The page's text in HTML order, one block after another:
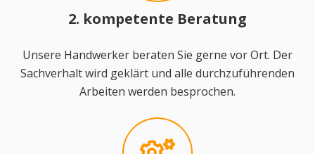
2. kompetente Beratung
Unsere Handwerker beraten Sie gerne vor Ort. Der
Sachverhalt wird geklärt und alle durchzuführenden
Arbeiten werden besprochen.